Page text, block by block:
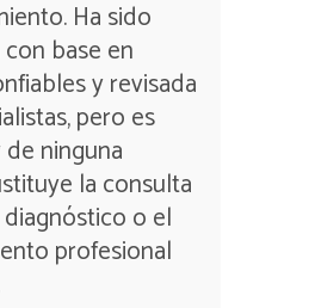
Ha sido
base en
y revisada
pero es
ninguna
la consulta
o el
profesional